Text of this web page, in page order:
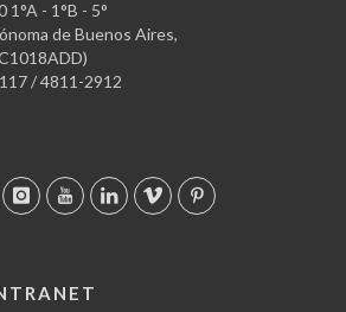
1°A - 1°B - 5°
de Buenos Aires,
/ 4811-2912